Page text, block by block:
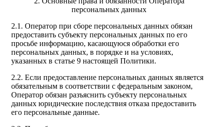
персональных данных
2.1. Оператор при сборе персональных данных обязан
предоставить субъекту персональных данных по его
просьбе информацию, касающуюся обработки его
персональных данных, в порядке и на условиях,
указанных в статье 9 настоящей Политики.
2.2. Если предоставление персональных данных является
обязательным в соответствии с федеральным законом,
Оператор обязан разъяснить субъекту персональных
данных юридические последствия отказа предоставить
его персональные данные.